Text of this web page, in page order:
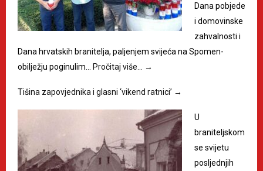
Dana pobjede
i domovinske
zahvalnosti i
Dana hrvatskih branitelja, paljenjem svijeća na Spomen-
obilježju poginulim… Pročitaj više… →
Tišina zapovjednika i glasni ‘vikend ratnici’ →
U
braniteljskom
se svijetu
posljednjih